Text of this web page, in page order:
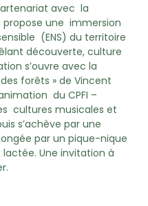
avec la
une immersion
(ENS) du territoire
découverte, culture
s’ouvre avec la
forêts » de Vincent
du CPFI –
cultures musicales et
s’achève par une
par un pique-nique
Une invitation à